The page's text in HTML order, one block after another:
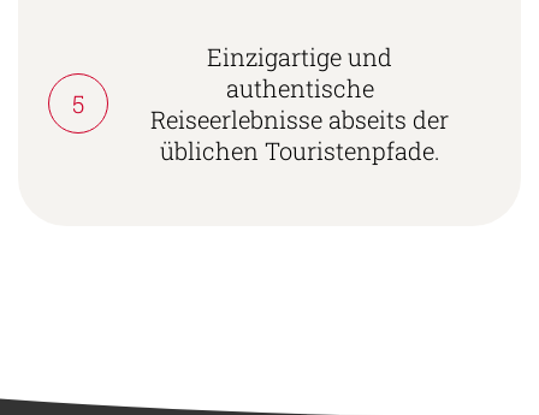
5
Einzigartige und
authentische
Reiseerlebnisse abseits der
üblichen Touristenpfade.